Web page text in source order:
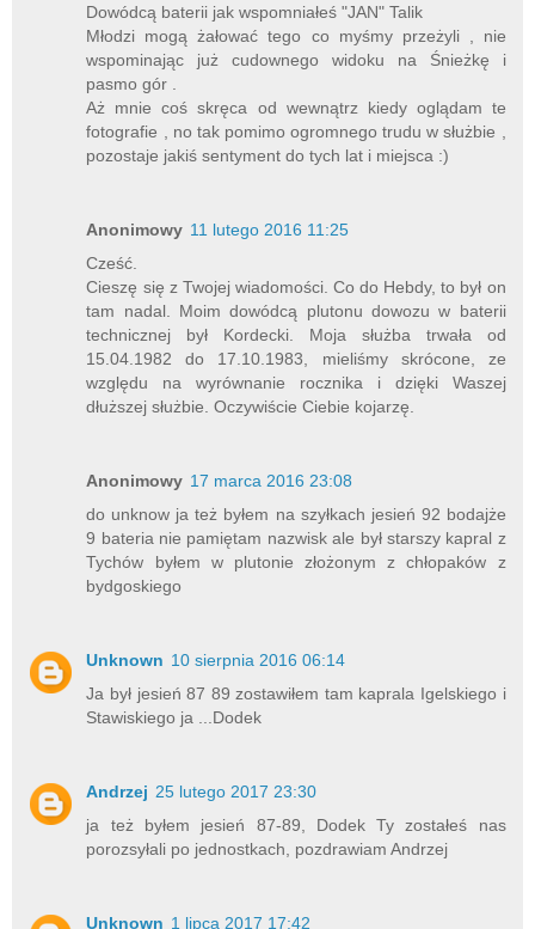
Dowódcą baterii jak wspomniałeś "JAN" Talik
Młodzi mogą żałować tego co myśmy przeżyli , nie
wspominając już cudownego widoku na Śnieżkę i
pasmo gór .
Aż mnie coś skręca od wewnątrz kiedy oglądam te
fotografie , no tak pomimo ogromnego trudu w służbie ,
pozostaje jakiś sentyment do tych lat i miejsca :)
Anonimowy 11 lutego 2016 11:25
Cześć.
Cieszę się z Twojej wiadomości. Co do Hebdy, to był on
tam nadal. Moim dowódcą plutonu dowozu w baterii
technicznej był Kordecki. Moja służba trwała od
15.04.1982 do 17.10.1983, mieliśmy skrócone, ze
względu na wyrównanie rocznika i dzięki Waszej
dłuższej służbie. Oczywiście Ciebie kojarzę.
Anonimowy 17 marca 2016 23:08
do unknow ja też byłem na szyłkach jesień 92 bodajże
9 bateria nie pamiętam nazwisk ale był starszy kapral z
Tychów byłem w plutonie złożonym z chłopaków z
bydgoskiego
Unknown 10 sierpnia 2016 06:14
Ja był jesień 87 89 zostawiłem tam kaprala Igelskiego i
Stawiskiego ja ...Dodek
Andrzej 25 lutego 2017 23:30
ja też byłem jesień 87-89, Dodek Ty zostałeś nas
porozsyłali po jednostkach, pozdrawiam Andrzej
Unknown 1 lipca 2017 17:42